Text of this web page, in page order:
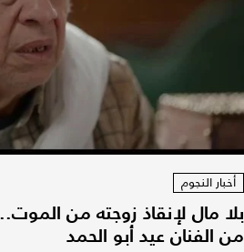
أخبار النجوم
بلا مال لإنقاذ زوجته من
من الفنان عيد أبو الحمد